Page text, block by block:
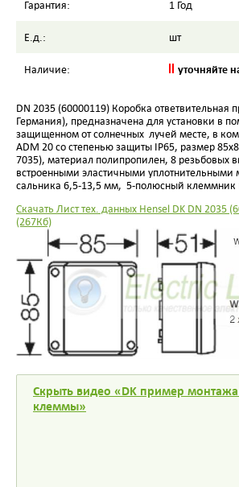
Гарантия: 1 Год
Е.д.: шт
Наличие: уточняйте
DN 2035 (60000119) Коробка ответвительная
Германия), предназначена для установки в
защищенном от солнечных лучей месте, в
ADM 20 со степенью защиты IP65, размер
7035), материал полипропилен, 8 резьбовых
встроенными эластичными
сальника 6,5-13,5 мм, 5-полюсный
Скачать Лист тех. данных Hensel DK DN 2035
(267Кб)
Скрыть видео «DK пример
клеммы»